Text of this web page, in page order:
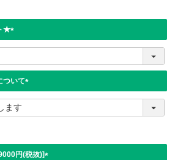
★
須
ついて
須
円(税抜)]